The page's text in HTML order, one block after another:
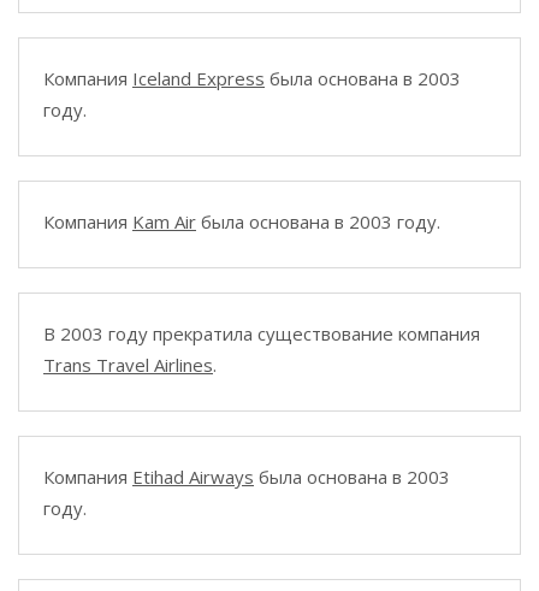
Компания Iceland Express была основана в 2003
году.
Компания Kam Air была основана в 2003 году.
В 2003 году прекратила существование компания
Trans Travel Airlines.
Компания Etihad Airways была основана в 2003
году.